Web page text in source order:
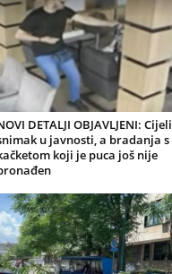
DETALJI OBJAVLJENI: Cijeli
u javnosti, a bradanja s
koji je puca još nije